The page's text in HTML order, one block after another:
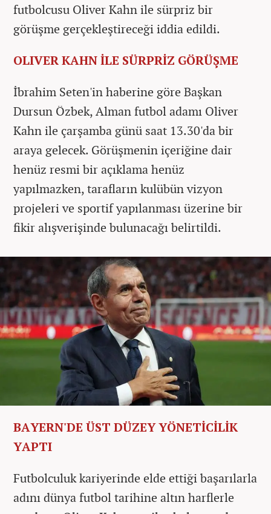
futbolcusu Oliver Kahn ile sürpriz bir
görüşme gerçekleştireceği iddia edildi.
OLIVER KAHN İLE SÜRPRİZ GÖRÜŞME
İbrahim Seten'in haberine göre Başkan
Dursun Özbek, Alman futbol adamı Oliver
Kahn ile çarşamba günü saat 13.30'da bir
araya gelecek. Görüşmenin içeriğine dair
henüz resmi bir açıklama henüz
yapılmazken, tarafların kulübün vizyon
projeleri ve sportif yapılanması üzerine bir
fikir alışverişinde bulunacağı belirtildi.
BAYERN'DE ÜST DÜZEY YÖNETİCİLİK
YAPTI
Futbolculuk kariyerinde elde ettiği başarılarla
adını dünya futbol tarihine altın harflerle